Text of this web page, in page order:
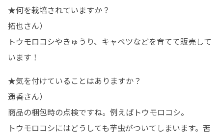
★何を栽培されていますか？
拓也さん）
トウモロコシやきゅうり、キャベツなどを育てて販売して
います！
★気を付けていることはありますか？
遥香さん）
商品の梱包時の点検ですね。例えばトウモロコシ。
トウモロコシにはどうしても芋虫がついてしまいます。苦